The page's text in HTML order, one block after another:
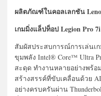
ผลิตภัณฑ์ในคอลเลกชัน
เกมมิ่งแล็ปท็อป Legion Pro
สัมผัสประสบการณ์การเล่นเ
ขุมพลัง Intel® Core™ Ultra
สะดุด ทำงานหลายอย่างพร้
สร้างสรรค์ที่ขับเคลื่อนด้วย
อย่างครบครันผ่าน